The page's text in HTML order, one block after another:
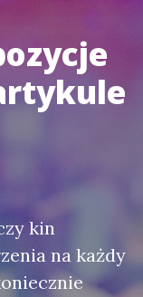
kin
na każdy